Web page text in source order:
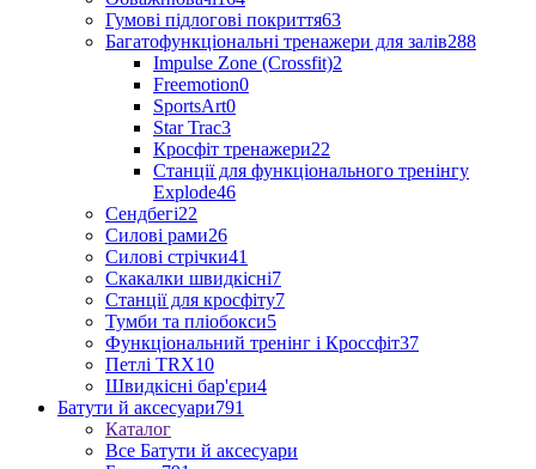
Гумові підлогові покриття63
Багатофункціональні тренажери для залів288
Impulse Zone (Crossfit)2
Freemotion0
SportsArt0
Star Trac3
Кросфіт тренажери22
Станції для функціонального тренінгу
Explode46
Сендбегі22
Силові рами26
Силові стрічки41
Скакалки швидкісні7
Станції для кросфіту7
Тумби та пліобокси5
Функціональний тренінг і Кроссфіт37
Петлі TRX10
Швидкісні бар'єри4
Батути й аксесуари791
Каталог
Все Батути й аксесуари